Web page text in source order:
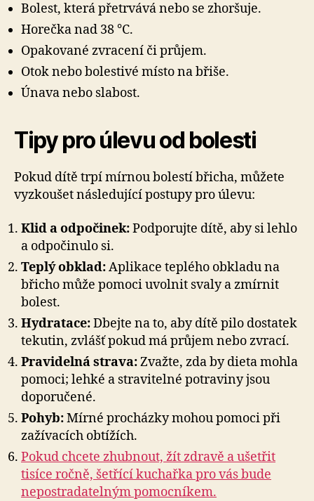
Bolest, která přetrvává nebo se zhoršuje.
Horečka nad 38 °C.
Opakované zvracení či průjem.
Otok nebo bolestivé místo na břiše.
Únava nebo slabost.
Tipy pro úlevu od bolesti
Pokud dítě trpí mírnou bolestí břicha, můžete
vyzkoušet následující postupy pro úlevu:
Klid a odpočinek:Podporujte dítě, aby si lehlo
a odpočinulo si.
Teplý obklad:Aplikace teplého obkladu na
břicho může pomoci uvolnit svaly a zmírnit
bolest.
Hydratace:Dbejte na to, aby dítě pilo dostatek
tekutin, zvlášť pokud má průjem nebo zvrací.
Pravidelná strava:Zvažte, zda by dieta mohla
pomoci; lehké a stravitelné potraviny jsou
doporučené.
Pohyb:Mírné procházky mohou pomoci při
zažívacích obtížích.
Pokud chcete zhubnout, žít zdravě a ušetřit
tisíce ročně, šetřící kuchařka pro vás bude
nepostradatelným pomocníkem.